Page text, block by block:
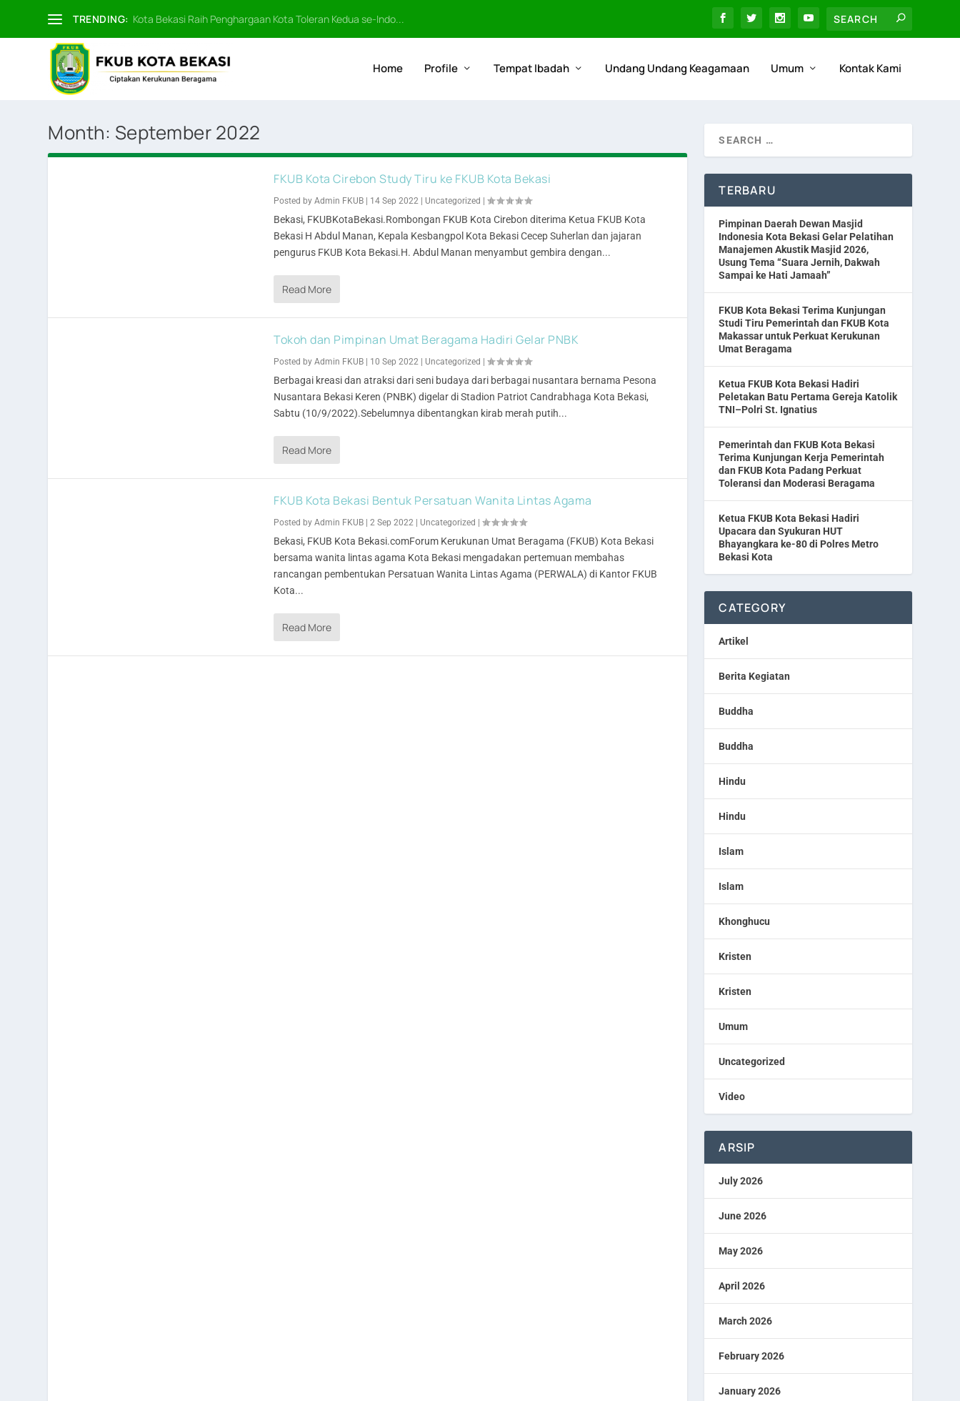
TRENDING: Kota Bekasi Raih Penghargaan Kota Toleran Kedua se-Indo...
Home Profile Tempat Ibadah Undang Undang Keagamaan Umum Kontak Kami
Month: September 2022
FKUB Kota Cirebon Study Tiru ke FKUB Kota Bekasi
Posted byAdmin FKUB 14 Sep 2022 Uncategorized |
Bekasi, FKUBKotaBekasi.Rombongan FKUB Kota Cirebon diterima Ketua FKUB Kota
Bekasi H Abdul Manan, Kepala Kesbangpol Kota Bekasi Cecep Suherlan dan jajaran
pengurus FKUB Kota Bekasi.H. Abdul Manan menyambut gembira dengan...
Read More
Tokoh dan Pimpinan Umat Beragama Hadiri Gelar PNBK
Posted byAdmin FKUB 10 Sep 2022 Uncategorized |
Berbagai kreasi dan atraksi dari seni budaya dari berbagai nusantara bernama Pesona
Nusantara Bekasi Keren (PNBK) digelar di Stadion Patriot Candrabhaga Kota Bekasi,
Sabtu (10/9/2022).Sebelumnya dibentangkan kirab merah putih...
Read More
FKUB Kota Bekasi Bentuk Persatuan Wanita Lintas Agama
Posted byAdmin FKUB |2 Sep 2022 Uncategorized |
Bekasi, FKUB Kota Bekasi.comForum Kerukunan Umat Beragama (FKUB) Kota Bekasi
bersama wanita lintas agama Kota Bekasi mengadakan pertemuan membahas
rancangan pembentukan Persatuan Wanita Lintas Agama (PERWALA) di Kantor FKUB
Kota...
Read More
TERBARU
Pimpinan Daerah Dewan Masjid
Indonesia Kota Bekasi Gelar Pelatihan
Manajemen Akustik Masjid 2026,
Usung Tema “Suara Jernih, Dakwah
Sampai ke Hati Jamaah”
FKUB Kota Bekasi Terima Kunjungan
Studi Tiru Pemerintah dan FKUB Kota
Makassar untuk Perkuat Kerukunan
Umat Beragama
Ketua FKUB Kota Bekasi Hadiri
Peletakan Batu Pertama Gereja Katolik
TNI–Polri St. Ignatius
Pemerintah dan FKUB Kota Bekasi
Terima Kunjungan Kerja Pemerintah
dan FKUB Kota Padang Perkuat
Toleransi dan Moderasi Beragama
Ketua FKUB Kota Bekasi Hadiri
Upacara dan Syukuran HUT
Bhayangkara ke-80 di Polres Metro
Bekasi Kota
CATEGORY
Artikel
Berita Kegiatan
Buddha
Buddha
Hindu
Hindu
Islam
Islam
Khonghucu
Kristen
Kristen
Umum
Uncategorized
Video
ARSIP
July 2026
June 2026
May 2026
April 2026
March 2026
February 2026
January 2026